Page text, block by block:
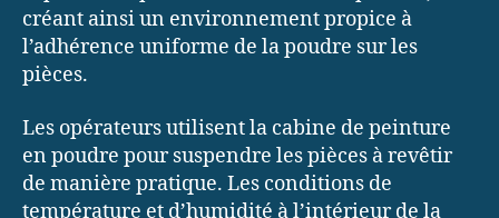
créant ainsi un environnement propice à
l’adhérence uniforme de la poudre sur les
pièces.
Les opérateurs utilisent la cabine de peinture
en poudre pour suspendre les pièces à revêtir
de manière pratique. Les conditions de
température et d’humidité à l’intérieur de la